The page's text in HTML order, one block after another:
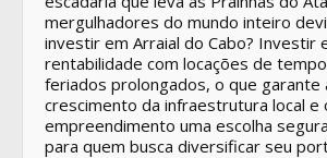
mergulhadores do mundo inteiro
investir em Arraial do Cabo? Investir
rentabilidade com locações de
feriados prolongados, o que
crescimento da infraestrutura local
empreendimento uma escolha
para quem busca diversificar seu